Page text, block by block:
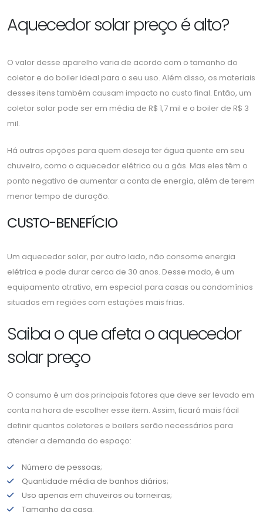
Aquecedor solar preço é alto?
O valor desse aparelho varia de acordo com o tamanho do
coletor e do boiler ideal para o seu uso. Além disso, os materiais
desses itens também causam impacto no custo final. Então, um
coletor solar pode ser em média de R$ 1,7 mil e o boiler de R$ 3
mil.
Há outras opções para quem deseja ter água quente em seu
chuveiro, como o aquecedor elétrico ou a gás. Mas eles têm o
ponto negativo de aumentar a conta de energia, além de terem
menor tempo de duração.
CUSTO-BENEFÍCIO
Um aquecedor solar, por outro lado, não consome energia
elétrica e pode durar cerca de 30 anos. Desse modo, é um
equipamento atrativo, em especial para casas ou condomínios
situados em regiões com estações mais frias.
Saiba o que afeta o aquecedor
solar preço
O consumo é um dos principais fatores que deve ser levado em
conta na hora de escolher esse item. Assim, ficará mais fácil
definir quantos coletores e boilers serão necessários para
atender a demanda do espaço:
Número de pessoas;
Quantidade média de banhos diários;
Uso apenas em chuveiros ou torneiras;
Tamanho da casa.